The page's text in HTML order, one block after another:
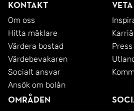
Kontakt
Om oss
Hitta mäklare
Värdera bostad
Värdebevakaren
Socialt ansvar
Ansök om bolån
Press
Områden